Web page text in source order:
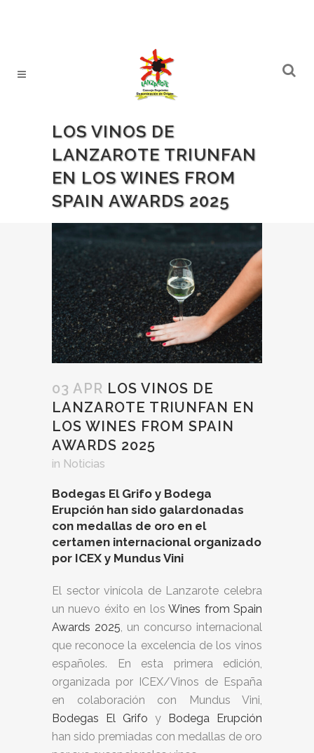
LOS VINOS DE
LANZAROTE TRIUNFAN
EN LOS WINES FROM
SPAIN AWARDS 2025
03 APR LOS VINOS DE
LANZAROTE TRIUNFAN EN
LOS WINES FROM SPAIN
AWARDS 2025
in Noticias
Bodegas El Grifo y Bodega
Erupción han sido galardonadas
con medallas de oro en el
certamen internacional organizado
por ICEX y Mundus Vini
El sector vinícola de Lanzarote celebra
un nuevo éxito en losWines from Spain
Awards 2025, un concurso internacional
que reconoce la excelencia de los vinos
españoles. En esta primera edición,
organizada por ICEX/Vinos de España
en colaboración con Mundus Vini,
Bodegas El Grifo y Bodega Erupción
han sido premiadas con medallas de oro